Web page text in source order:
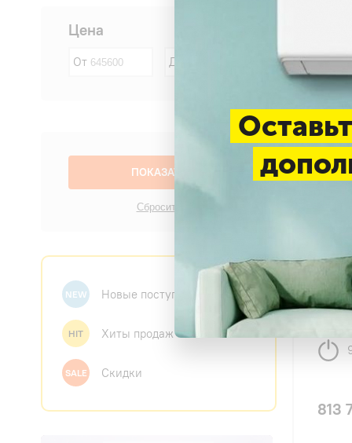
Цена
От До
NEW Новые поступления
HIT Хиты продаж
SALE Скидки
813